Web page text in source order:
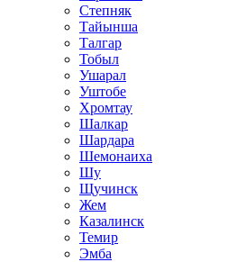
Степняк
Тайынша
Талгар
Тобыл
Ушарал
Уштобе
Хромтау
Шалкар
Шардара
Шемонаиха
Шу
Щучинск
Жем
Казалинск
Темир
Эмба